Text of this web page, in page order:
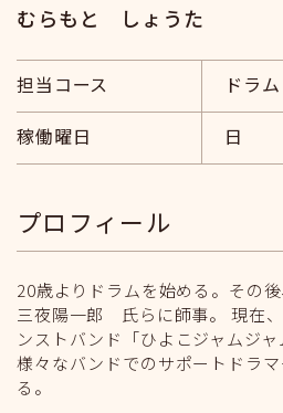
むらもと しょうた
担当コース
ドラ
稼働曜日
日
プロフィール
20歳よりドラムを始める。その
三夜陽一郎 氏らに師事。 現在
ンストバンド「ひよこジャムジャ
様々なバンドでのサポートドラ
る。